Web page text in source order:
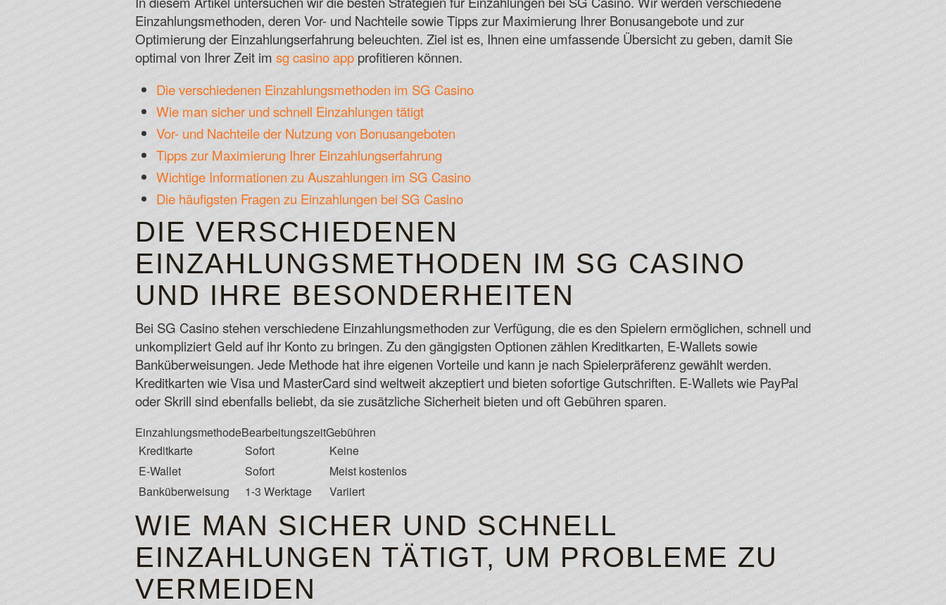
To get them, you need to have three or more scatters on your screen.
Spin For Cash
Einzahlungsmethoden, deren Vor- und Nachteile sowie Tipps zur Maximierung Ihrer Bonusangebote und zur
Optimierung der Einzahlungserfahrung beleuchten. Ziel ist es, Ihnen eine umfassende Übersicht zu geben, damit Sie
optimal von Ihrer Zeit im sg casino app profitieren können.
Die verschiedenen Einzahlungsmethoden im SG Casino
Wie man sicher und schnell Einzahlungen tätigt
Vor- und Nachteile der Nutzung von Bonusangeboten
Tipps zur Maximierung Ihrer Einzahlungserfahrung
Wichtige Informationen zu Auszahlungen im SG Casino
Die häufigsten Fragen zu Einzahlungen bei SG Casino
DIE VERSCHIEDENEN
EINZAHLUNGSMETHODEN IM SG CASINO
UND IHRE BESONDERHEITEN
Bei SG Casino stehen verschiedene Einzahlungsmethoden zur Verfügung, die es den Spielern ermöglichen, schnell und
unkompliziert Geld auf ihr Konto zu bringen. Zu den gängigsten Optionen zählen Kreditkarten, E-Wallets sowie
Banküberweisungen. Jede Methode hat ihre eigenen Vorteile und kann je nach Spielerpräferenz gewählt werden.
Kreditkarten wie Visa und MasterCard sind weltweit akzeptiert und bieten sofortige Gutschriften. E-Wallets wie PayPal
oder Skrill sind ebenfalls beliebt, da sie zusätzliche Sicherheit bieten und oft Gebühren sparen.
EinzahlungsmethodeBearbeitungszeitGebühren
Kreditkarte
Sofort
Keine
E-Wallet
Sofort
Meist kostenlos
Banküberweisung
1-3 Werktage Variiert
WIE MAN SICHER UND SCHNELL
EINZAHLUNGEN TÄTIGT, UM PROBLEME ZU
VERMEIDEN